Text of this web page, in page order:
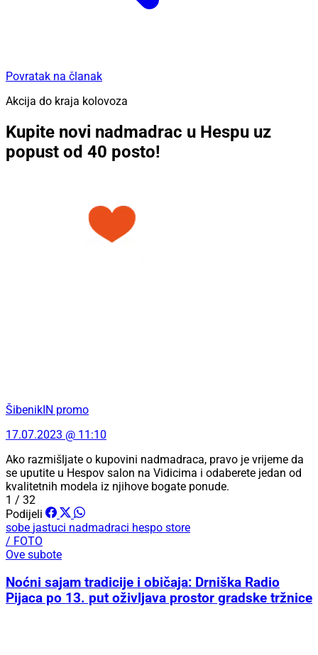
Povratak na članak
Akcija do kraja kolovoza
Kupite novi nadmadrac u Hespu uz
popust od 40 posto!
ŠibenikIN promo
17.07.2023 @ 11:10
Ako razmišljate o kupovini nadmadraca, pravo je vrijeme da
se uputite u Hespov salon na Vidicima i odaberete jedan od
kvalitetnih modela iz njihove bogate ponude.
1 / 32
Podijeli
sobe jastuci nadmadraci hespo store
/ FOTO
Ove subote
Noćni sajam tradicije i običaja: Drniška Radio
Pijaca po 13. put oživljava prostor gradske tržnice